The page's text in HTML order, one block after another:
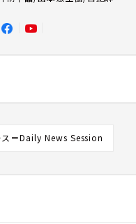
＝Daily News Session